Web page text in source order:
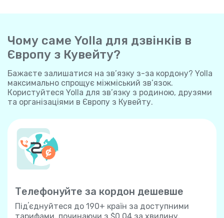
Чому саме Yolla для дзвінків в
Європу з Кувейту?
Бажаєте залишатися на зв’язку з-за кордону? Yolla
максимально спрощує міжміський зв’язок.
Користуйтеся Yolla для зв’язку з родиною, друзями
та організаціями в Європу з Кувейту.
Телефонуйте за кордон дешевше
Підʼєднуйтеся до 190+ країн за доступними